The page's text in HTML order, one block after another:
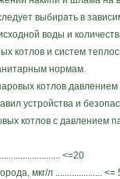
выбирать в
воды и
котлов и систем
нормам.
котлов
устройства и
котлов с давлением
<=20
мкг/л .................... <=